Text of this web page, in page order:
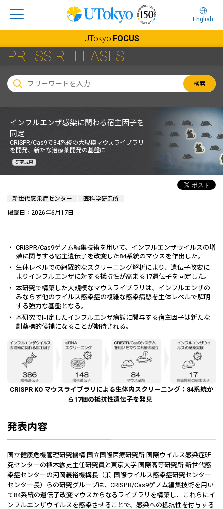
English
UTokyo FOCUS
PRESS RELEASES
検索
インフルエンザ感染に関わる宿主因子を
同定
CRISPR/Cas9で84系統の大規模マウスライブラリ
を開発、新たな治療薬開発の基盤に
研究成果
新世代感染症センター
医科学研究所
掲載日：2026年6月17日
CRISPR/Cas9ゲノム編集技術を用いて、インフルエンザウイルスの増
殖に関与する宿主遺伝子を改変した84系統のマウスを作出した。
生体レベルでの網羅的なスクリーニング解析により、遺伝子改変に
よりインフルエンザに対する抵抗性が高まる17遺伝子を同定した。
本研究で構築した大規模なマウスライブラリは、インフルエンザの
みならず他のウイルス感染症の複雑な感染病態を生体レベルで解明
する強力な基盤となる。
本研究で同定したインフルエンザ病態に関与する宿主因子は新たな
創薬標的候補になることが期待される。
CRISPR KO マウスライブラリによる生体内スクリーニング：84系統か
ら17個の抵抗性遺伝子を発見
​発表内容
国立健康危機管理研究機構 国立国際医療研究所 国際ウイルス感染症研
究センターの植木紘史主任研究員と東京大学 国際高等研究所 新世代感
染症センターの河岡義裕機構長（兼: 国際ウイルス感染症研究センター
センター長）らの研究グループは、CRISPR/Cas9ゲノム編集技術を用い
て84系統の遺伝子改変マウスからなるライブラリを構築し、これらにイ
ンフルエンザウイルスを感染させることで、感染への抵抗性を付与する